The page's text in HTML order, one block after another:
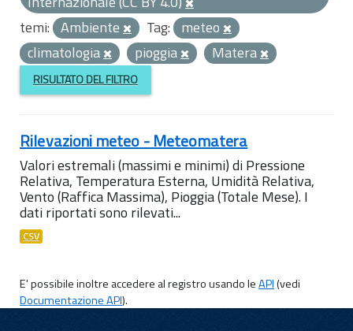
temi: Ambiente Tag: meteo
climatologia
pioggia Matera
RISULTATO DEL FILTRO
Rilevazioni meteo - Meteomatera
Valori estremali (massimi e minimi) di Pressione
Relativa, Temperatura Esterna, Umidità Relativa,
Vento (Raffica Massima), Pioggia (Totale Mese). I
dati riportati sono rilevati...
CSV
E' possibile inoltre accedere al registro usando leAPI(vedi
Documentazione API).